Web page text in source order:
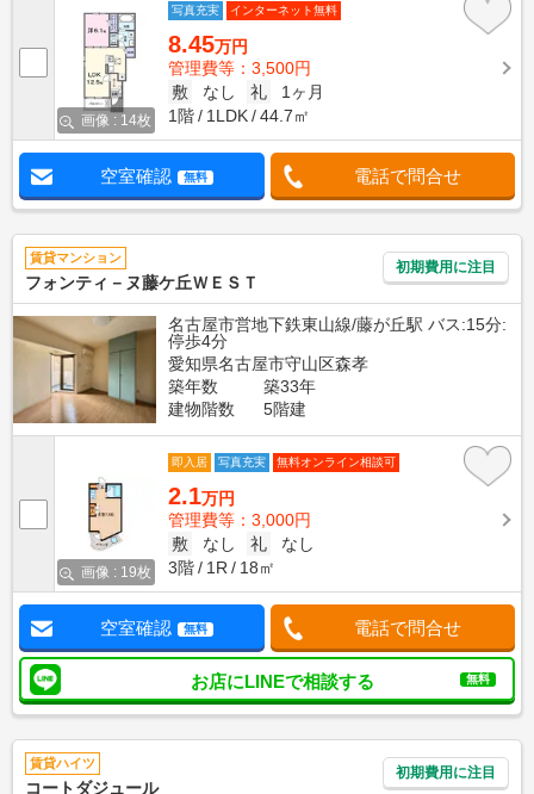
画像 : 14枚
写真充実 インターネット無料
8.45万円
管理費等：3,500円
敷
なし 礼
1ヶ月
1階
1LDK 44.7㎡
空室確認 無料 電話で問合せ
賃貸マンション
フォンティ－ヌ藤ケ丘ＷＥＳＴ
初期費用に注目
名古屋市営地下鉄東山線/藤が丘駅 バス:15分:
停歩4分
愛知県名古屋市守山区森孝
築年数
築33年
建物階数
5階建
画像 : 19枚
即入居 写真充実 無料オンライン相談可
2.1万円
管理費等：3,000円
敷
なし 礼
なし
3階
1R 18㎡
空室確認 無料 電話で問合せ
お店にLINEで相談する 無料
賃貸ハイツ
コートダジュール
初期費用に注目